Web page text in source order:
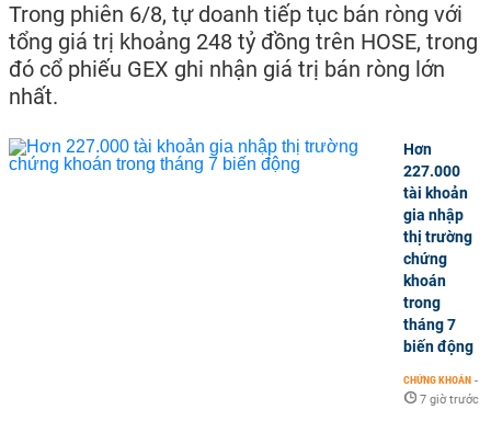
Trong phiên 6/8, tự doanh tiếp tục bán ròng với
tổng giá trị khoảng 248 tỷ đồng trên HOSE, trong
đó cổ phiếu GEX ghi nhận giá trị bán ròng lớn
nhất.
Hơn
227.000
tài khoản
gia nhập
thị trường
chứng
khoán
trong
tháng 7
biến động
CHỨNG KHOÁN -
7 giờ trước